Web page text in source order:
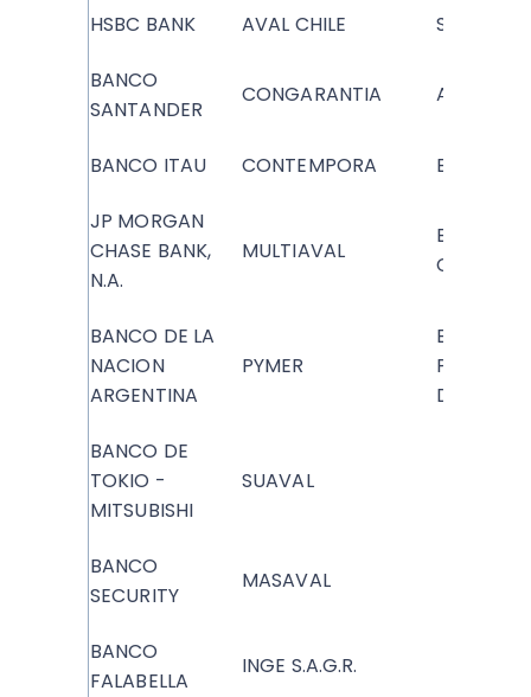
HSBC BANK AVAL CHILE SARTOR
BANCO
SANTANDER
CONGARANTIA AF TRUST
BANCO ITAU CONTEMPORA ELOY
JP MORGAN
CHASE BANK,
N.A.
MULTIAVAL
BCI
BANCO DE LA
NACION
ARGENTINA
PYMER
BOLSA DE
DE CHILE
BANCO DE
TOKIO -
MITSUBISHI
SUAVAL
BANCO
SECURITY
MASAVAL
BANCO
FALABELLA
INGE S.A.G.R.